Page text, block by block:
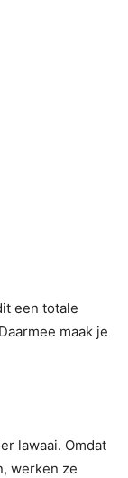
een totale
maak je
lawaai. Omdat
werken ze